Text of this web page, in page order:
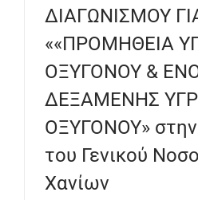
ΔΙΑΓΩΝΙΣΜΟΥ
««ΠΡΟΜΗΘΕΙΑ
ΟΞΥΓΟΝΟΥ &
ΔΕΞΑΜΕΝΗΣ
ΟΞΥΓΟΝΟΥ» στην
του Γενικού
Χανίων